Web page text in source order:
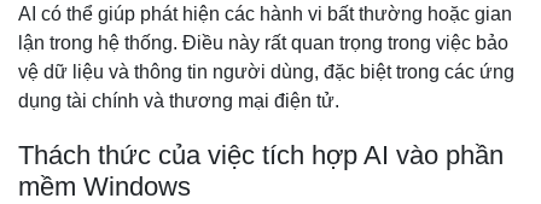
AI có thể giúp phát hiện các hành vi bất thường hoặc gian
lận trong hệ thống. Điều này rất quan trọng trong việc bảo
vệ dữ liệu và thông tin người dùng, đặc biệt trong các ứng
dụng tài chính và thương mại điện tử.
Thách thức của việc tích hợp AI vào phần
mềm Windows